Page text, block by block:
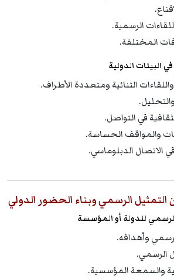
الرسمية.
المختلفة.
البيئات الدولية
الثنائية ومتعددة الأطراف.
في التواصل.
والمواقف الحساسة.
الاتصال الدبلوماسي.
التمثيل الرسمي وبناء الحضور الدولي
للدولة أو المؤسسة
وأهدافه.
الرسمي.
والسمعة المؤسسية.